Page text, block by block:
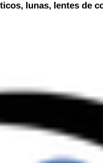
lunas, lentes de